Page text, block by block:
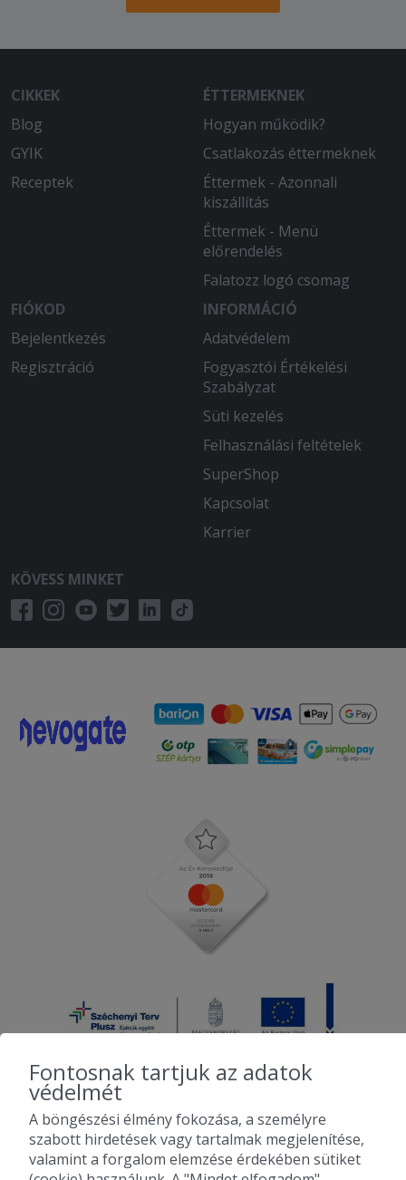
CIKKEK
Blog
GYIK
Receptek
ÉTTERMEKNEK
Hogyan működik?
Csatlakozás éttermeknek
Éttermek - Azonnali
kiszállítás
Éttermek - Menü
előrendelés
Falatozz logó csomag
FIÓKOD
Bejelentkezés
Regisztráció
INFORMÁCIÓ
Adatvédelem
Fogyasztói Értékelési
Szabályzat
Süti kezelés
Felhasználási feltételek
SuperShop
Kapcsolat
Karrier
KÖVESS MINKET
2010-2026 Copyright - Falatozz.hu - Diston-line Kft.
Pizza, gyros, hamburger, menük kedvező áron, egy helyen az összes
Fontosnak tartjuk az adatok
védelmét
A böngészési élmény fokozása, a személyre
szabott hirdetések vagy tartalmak megjelenítése,
valamint a forgalom elemzése érdekében sütiket